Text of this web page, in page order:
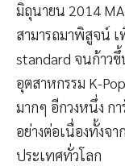
มิถุนายน 2014
สามารถมาพิสูจน์ เ
standard จนก้าว
อุตสาหกรรม K-
มากๆ อีกวงหนึ่ง ก
อย่างต่อเนื่องทั้งจ
ประเทศทั่วโลก